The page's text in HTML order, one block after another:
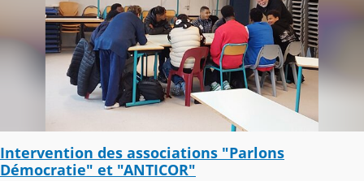
Intervention des associations "Parlons
Démocratie" et "ANTICOR"